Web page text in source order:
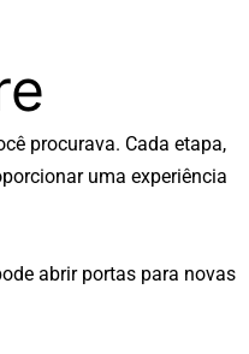
procurava. Cada etapa,
uma experiência
abrir portas para novas